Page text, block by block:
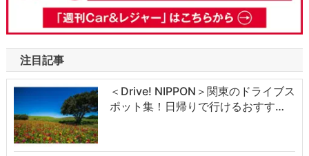
注目記事
＜Drive! NIPPON＞関東のドライブス
ポット集！日帰りで行けるおすす…